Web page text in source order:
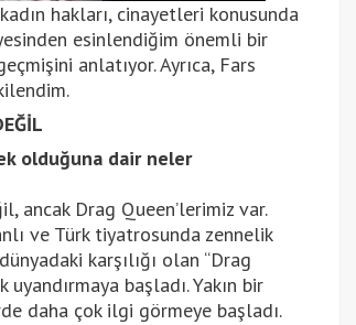
hakları, cinayetleri konusunda
esinlendiğim önemli bir
anlatıyor. Ayrıca, Fars
olduğuna dair neler
ancak Drag Queen’lerimiz var.
ve Türk tiyatrosunda zennelik
karşılığı olan “Drag
başladı. Yakın bir
daha çok ilgi görmeye başladı.